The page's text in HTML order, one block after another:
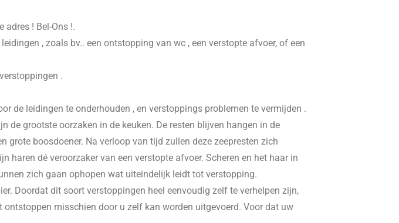
adres ! Bel-Ons !.
, zoals bv.. een ontstopping van wc , een verstopte afvoer, of een
.
de leidingen te onderhouden , en verstoppings problemen te vermijden .
de grootste oorzaken in de keuken. De resten blijven hangen in de
grote boosdoener. Na verloop van tijd zullen deze zeepresten zich
dé veroorzaker van een verstopte afvoer. Scheren en het haar in
zich gaan ophopen wat uiteindelijk leidt tot verstopping.
Doordat dit soort verstoppingen heel eenvoudig zelf te verhelpen zijn,
misschien door u zelf kan worden uitgevoerd. Voor dat uw